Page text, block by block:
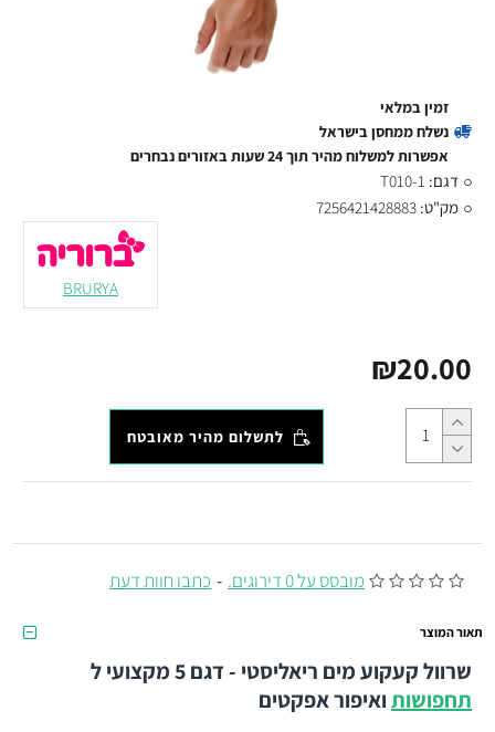
מובסס על 0 דירוגים. - כתבו חוות דעת
₪20.00
זמין במלאי
נשלח ממחסן בישראל
אפשרות למשלוח מהיר תוך 24 שעות באזורים נבחרים
דגם: T010-1
מק"ט: 7256421428883
BRURYA
לתשלום מהיר מאובטח
תאור המוצר
שרוול קעקוע מים ריאליסטי - דגם 5
מקצועי ל
תחפושותואיפור אפקטים